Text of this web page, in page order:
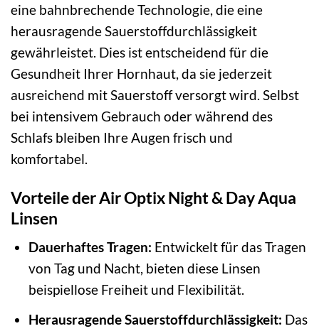
eine bahnbrechende Technologie, die eine
herausragende Sauerstoffdurchlässigkeit
gewährleistet. Dies ist entscheidend für die
Gesundheit Ihrer Hornhaut, da sie jederzeit
ausreichend mit Sauerstoff versorgt wird. Selbst
bei intensivem Gebrauch oder während des
Schlafs bleiben Ihre Augen frisch und
komfortabel.
Vorteile der Air Optix Night & Day Aqua
Linsen
Dauerhaftes Tragen: Entwickelt für das Tragen
von Tag und Nacht, bieten diese Linsen
beispiellose Freiheit und Flexibilität.
Herausragende Sauerstoffdurchlässigkeit: Das